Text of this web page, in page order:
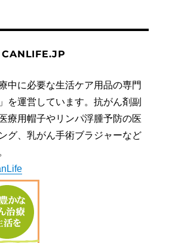
中に必要な生活ケア用品の専門
を運営しています。抗がん剤副
療用帽子やリンパ浮腫予防の医
グ、乳がん手術ブラジャーなど